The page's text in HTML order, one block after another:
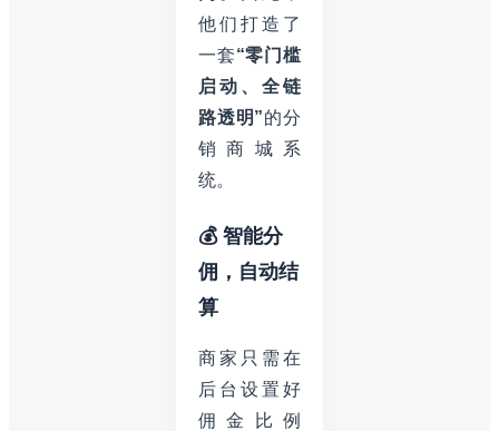
他们打造了
一套“零门槛
启动、全链
路透明”的分
销商城系
统。
💰 智能分
佣，自动结
算
商家只需在
后台设置好
佣金比例